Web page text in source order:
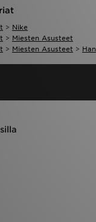
> Nike
> Miesten Asusteet
> Miesten Asusteet >